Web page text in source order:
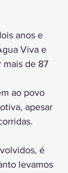
anos e
Viva e
mais de 87
ao povo
apesar
é
levamos